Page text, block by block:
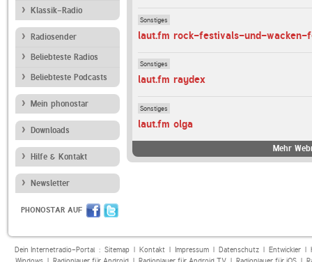
Klassik-Radio
Radiosender
Beliebteste Radios
Beliebteste Podcasts
Mein phonostar
Downloads
Hilfe & Kontakt
Newsletter
PHONOSTAR AUF
Sonstiges
laut.fm rock-festivals-und-wacken-
Sonstiges
laut.fm raydex
Sonstiges
laut.fm olga
Mehr
Dein Internetradio-Portal : Sitemap| Kontakt| Impressum| Datenschutz| Entwickler|